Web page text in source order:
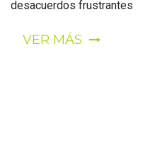
desacuerdos frustrantes
VER MÁS